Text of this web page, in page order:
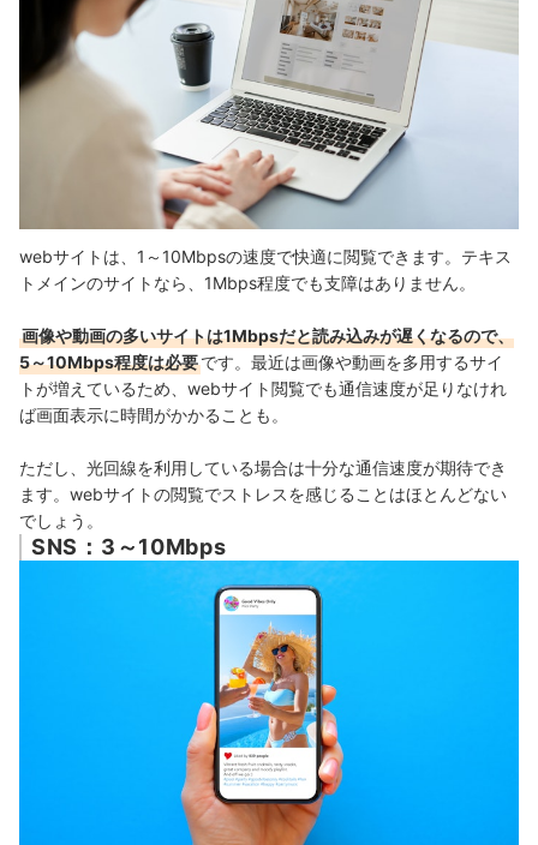
webサイトは、1～10Mbpsの速度で快適に閲覧できます。 テキス
トメインのサイトなら、1Mbps程度でも支障はありません。
画像や動画の多いサイトは1Mbpsだと読み込みが遅くなるので、
5～10Mbps程度は必要です。 最近は画像や動画を多用するサイ
トが増えているため、webサイト閲覧でも通信速度が足りなけれ
ば画面表示に時間がかかることも。
ただし、光回線を利用している場合は十分な通信速度が期待でき
ます。webサイトの閲覧でストレスを感じることはほとんどない
でしょう。
SNS：3～10Mbps